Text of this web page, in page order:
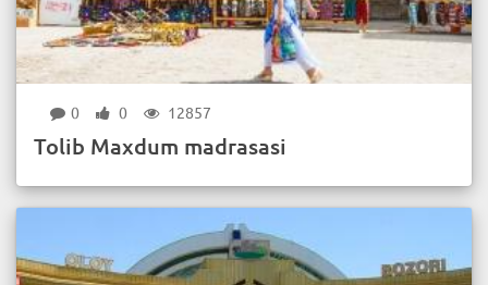
0 0 12857
Tolib Maxdum madrasasi